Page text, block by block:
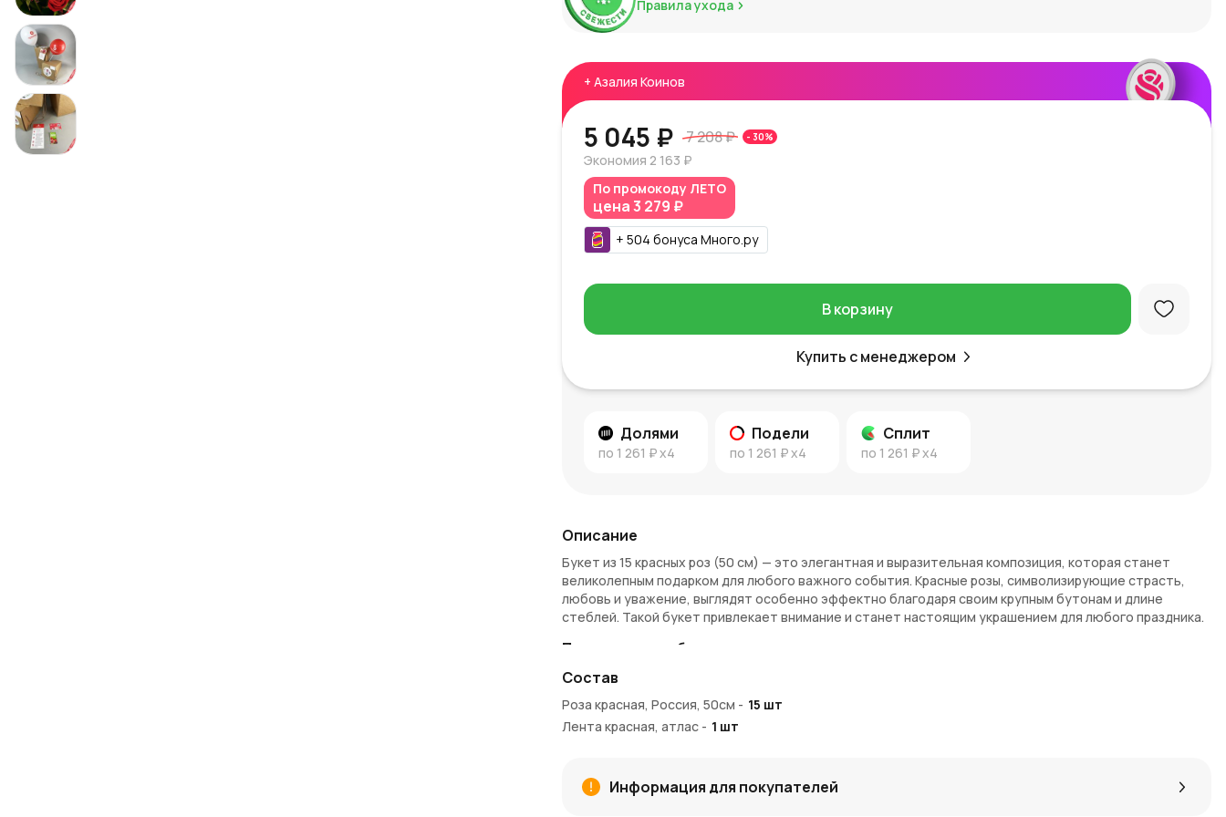
Правила ухода
+ Азалия Коинов
5 045 ₽ 7 208 ₽ - 30%
Экономия 2 163 ₽
По промокоду ЛЕТО
цена3 279 ₽
+ 504 бонуса Много.ру
В корзину
Купить с менеджером
Долями
по 1 261 ₽x4
Подели
по 1 261 ₽x4
Сплит
по 1 261 ₽x4
Описание
Букет из 15 красных роз (50 см) — это элегантная и выразительная композиция, которая станет
великолепным подарком для любого важного события. Красные розы, символизирующие страсть,
любовь и уважение, выглядят особенно эффектно благодаря своим крупным бутонам и длине
стеблей. Такой букет привлекает внимание и станет настоящим украшением для любого праздника.
Преимущества букета
В составе 15 красных роз, которые олицетворяют любовь, страсть и восхищение.
Высота 50 см придает букету элегантность и выразительность, подчеркивая красоту каждой
розы.
Идеальный выбор для свадеб, романтических признаний, юбилеев и других торжеств.
Удобство покупки и доставки
Состав
Роза красная, Россия, 50см - 15 шт
Лента красная, атлас - 1 шт
Информация для покупателей